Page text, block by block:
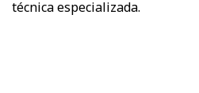
técnica especializada.